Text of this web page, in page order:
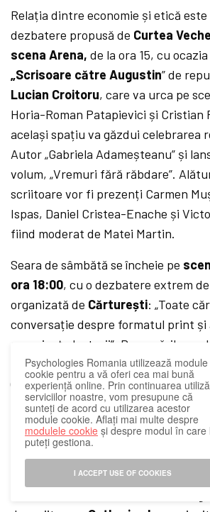
Relația dintre economie și etică este
dezbatere propusă de Curtea
scena Arena, de la ora 15, cu
„Scrisoare către Augustin” de
Lucian Croitoru, care va urca pe
Horia-Roman Patapievici și Cristian
același spațiu va găzdui celebrarea
Autor „Gabriela Adameșteanu” și
volum, „Vremuri fără răbdare”.
scriitoare vor fi prezenți Carmen
Ispas, Daniel Cristea-Enache și
fiind moderat de Matei Martin.
Seara de sâmbătă se încheie pe
ora 18:00, cu o dezbatere extrem
organizată de Cărturești: „Toate
conversație despre formatul print și
experiența lecturii”. Provocările
consuma povestea vor fi discutate
(Nemira), Ana Antonescu
naratorul Mihai Baranga, sub
Pavel.
Ultima zi a Salonului de Carte
analize lucide asupra realităților
Mario
Psychologies Romania utilizează module
cookie pentru a vă oferi cea mai bună
experiență online. Prin continuarea
serviciilor noastre, vom presupune că
sunteți de acord cu utilizarea acestor
module cookie. Aflați mai multe despre
modulele cookie și despre modul în care
puteți gestiona.
I ACCEPT USE OF COOKIES